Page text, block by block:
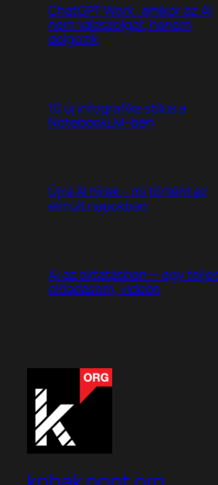
ChatGPT Work: amikor az AI
nem válaszolgat, hanem
dolgozik
10 új infografika stílus a
NotebookLM-ben
Újra AI hírek – mi történt az
elmúlt napokban
AI az oktatásban — egy
előadásom, videón